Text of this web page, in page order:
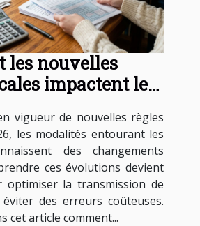
les nouvelles
impactent les
vigueur de nouvelles règles
les modalités entourant les
des changements
ces évolutions devient
optimiser la transmission de
des erreurs coûteuses.
cet article comment...